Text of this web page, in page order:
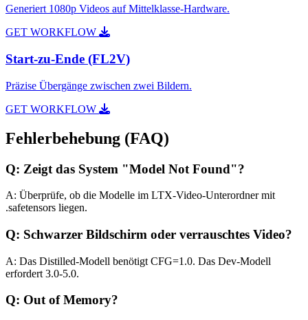
Generiert 1080p Videos auf Mittelklasse-Hardware.
GET WORKFLOW
Start-zu-Ende (FL2V)
Präzise Übergänge zwischen zwei Bildern.
GET WORKFLOW
Fehlerbehebung (FAQ)
Q: Zeigt das System "Model Not Found"?
A: Überprüfe, ob die Modelle im LTX-Video-Unterordner mit
.safetensors liegen.
Q: Schwarzer Bildschirm oder verrauschtes Video?
A: Das Distilled-Modell benötigt CFG=1.0. Das Dev-Modell
erfordert 3.0-5.0.
Q: Out of Memory?